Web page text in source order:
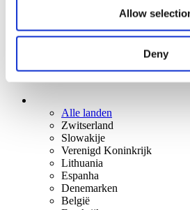
Allow
Deny
Alle landen
Zwitserland
Slowakije
Verenigd Koninkrijk
Lithuania
Espanha
Denemarken
België